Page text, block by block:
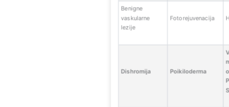
Benigne
vaskularne
lezije
Fotorejuvenacija
Dishromija Poikiloderma